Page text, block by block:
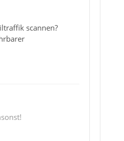
scannen?